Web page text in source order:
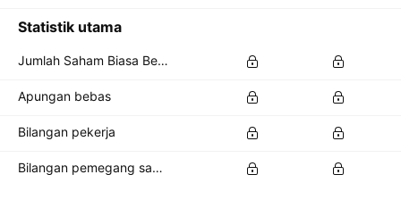
Statistik utama
Jumlah Saham Biasa Belum Jelas
Apungan bebas
Bilangan pekerja
Bilangan pemegang saham